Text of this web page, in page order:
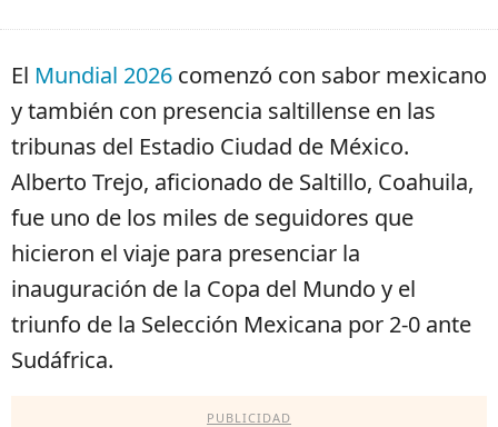
El Mundial 2026 comenzó con sabor mexicano
y también con presencia saltillense en las
tribunas del Estadio Ciudad de México.
Alberto Trejo, aficionado de Saltillo, Coahuila,
fue uno de los miles de seguidores que
hicieron el viaje para presenciar la
inauguración de la Copa del Mundo y el
triunfo de la Selección Mexicana por 2-0 ante
Sudáfrica.
PUBLICIDAD